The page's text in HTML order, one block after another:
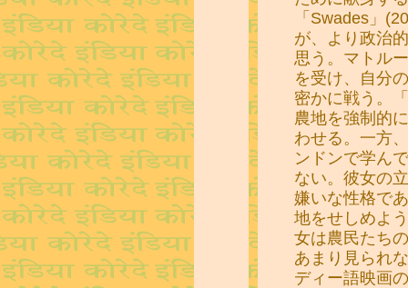
「Swades」
が、より政治
思う。マトル
を受け、自分
密かに戦う。
農地を強制的
わせる。一方
ンドンで学ん
ない。彼女の
嫌いな性格で
地をせしめよ
女は農民たち
あまり見られ
ディー語映画